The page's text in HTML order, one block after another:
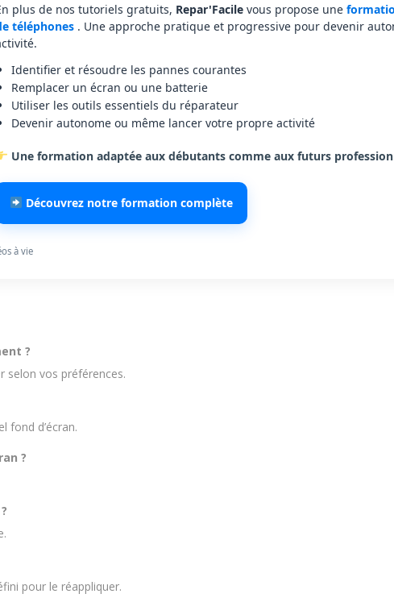
plus de nos tutoriels gratuits, Repar'Facile vous propose une
téléphones . Une approche pratique et progressive pour devenir
Identifier et résoudre les pannes courantes
Remplacer un écran ou une batterie
Utiliser les outils essentiels du réparateur
Devenir autonome ou même lancer votre propre activité
Une formation adaptée aux débutants comme aux futurs
Découvrez notre formation complète
à vie
?
selon vos préférences.
fond d’écran.
?
pour le réappliquer.